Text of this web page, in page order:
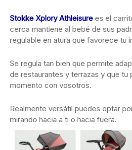
Stokke Xplory Athleisure es el
cerca mantiene al bebé de sus
regulable en atura que favorece tu
Se regula tan bien que permite
de restaurantes y terrazas y que tu
momento con vosotros.
Realmente versátil puedes optar
mirando hacia a ti o hacia fuera.